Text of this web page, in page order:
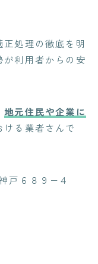
処理の徹底を明
利用者からの安
地元住民や企業に
ける業者さんで
戸６８９−４